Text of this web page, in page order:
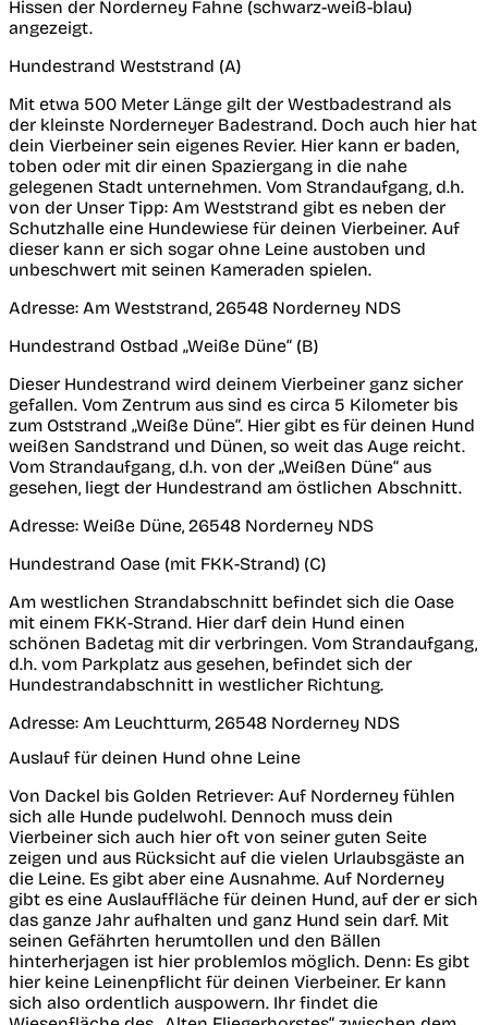
Hissen der Norderney Fahne (schwarz-weiß-blau)
angezeigt.
Hundestrand Weststrand (A)
Mit etwa 500 Meter Länge gilt der Westbadestrand als
der kleinste Norderneyer Badestrand. Doch auch hier hat
dein Vierbeiner sein eigenes Revier. Hier kann er baden,
toben oder mit dir einen Spaziergang in die nahe
gelegenen Stadt unternehmen. Vom Strandaufgang, d.h.
von der Unser Tipp: Am Weststrand gibt es neben der
Schutzhalle eine Hundewiese für deinen Vierbeiner. Auf
dieser kann er sich sogar ohne Leine austoben und
unbeschwert mit seinen Kameraden spielen.
Adresse: Am Weststrand, 26548 Norderney NDS
Hundestrand Ostbad „Weiße Düne“ (B)
Dieser Hundestrand wird deinem Vierbeiner ganz sicher
gefallen. Vom Zentrum aus sind es circa 5 Kilometer bis
zum Oststrand „Weiße Düne“. Hier gibt es für deinen Hund
weißen Sandstrand und Dünen, so weit das Auge reicht.
Vom Strandaufgang, d.h. von der „Weißen Düne“ aus
gesehen, liegt der Hundestrand am östlichen Abschnitt.
Adresse: Weiße Düne, 26548 Norderney NDS
Hundestrand Oase (mit FKK-Strand) (C)
Am westlichen Strandabschnitt befindet sich die Oase
mit einem FKK-Strand. Hier darf dein Hund einen
schönen Badetag mit dir verbringen. Vom Strandaufgang,
d.h. vom Parkplatz aus gesehen, befindet sich der
Hundestrandabschnitt in westlicher Richtung.
Adresse: Am Leuchtturm, 26548 Norderney NDS
Auslauf für deinen Hund ohne Leine
Von Dackel bis Golden Retriever: Auf Norderney fühlen
sich alle Hunde pudelwohl. Dennoch muss dein
Vierbeiner sich auch hier oft von seiner guten Seite
zeigen und aus Rücksicht auf die vielen Urlaubsgäste an
die Leine. Es gibt aber eine Ausnahme. Auf Norderney
gibt es eine Auslauffläche für deinen Hund, auf der er sich
das ganze Jahr aufhalten und ganz Hund sein darf. Mit
seinen Gefährten herumtollen und den Bällen
hinterherjagen ist hier problemlos möglich. Denn: Es gibt
hier keine Leinenpflicht für deinen Vierbeiner. Er kann
sich also ordentlich auspowern. Ihr findet die